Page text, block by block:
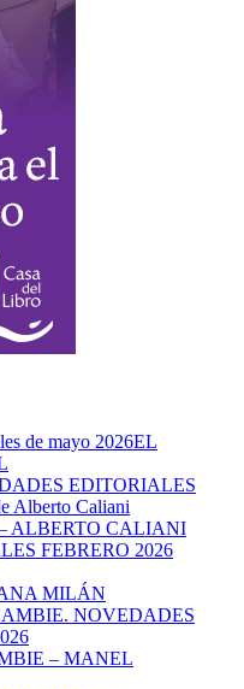
EL
ALBERTO CALIANI
MILÁN
– MANEL